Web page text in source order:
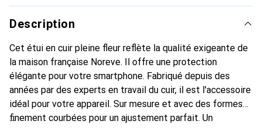
Description
Cet étui en cuir pleine fleur reflète la qualité exigeante de
la maison française Noreve. Il offre une protection
élégante pour votre smartphone. Fabriqué depuis des
années par des experts en travail du cuir, il est l'accessoire
idéal pour votre appareil. Sur mesure et avec des formes
finement courbées pour un ajustement parfait. Un